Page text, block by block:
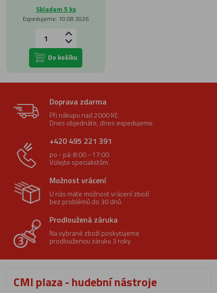
Skladem 5 ks
Expedujeme: 10.08.2026
Do košíku
Doprava zdarma
Při nákupu nad 2000 Kč.
Dnes objednáte, dnes expedujeme.
+420 495 221 391
po - pá: 8:00 - 17:00
Volejte specialistům.
Možnost vrácení
U nás máte možnost vrácení zboží
bez problémů do 30 dnů.
Prodloužená záruka
Na vybrané zboží poskytujeme
prodlouženou záruku 3 roky.
CMI plaza - hudební nástroje